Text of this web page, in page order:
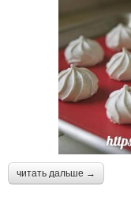
читать дальше →